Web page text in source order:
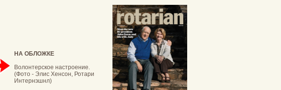
НА ОБЛОЖКЕ
​Волонтерское настроение.
(Фото - Элис Хенсон, Ротари
Интернэшнл)